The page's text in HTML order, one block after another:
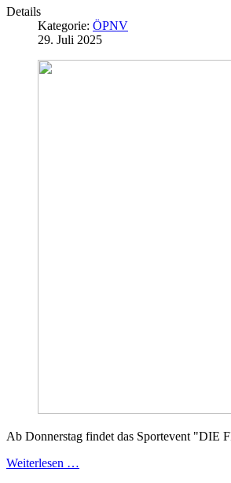
Details
Kategorie: ÖPNV
29. Juli 2025
Ab Donnerstag findet das Sportevent "DIE
Weiterlesen …